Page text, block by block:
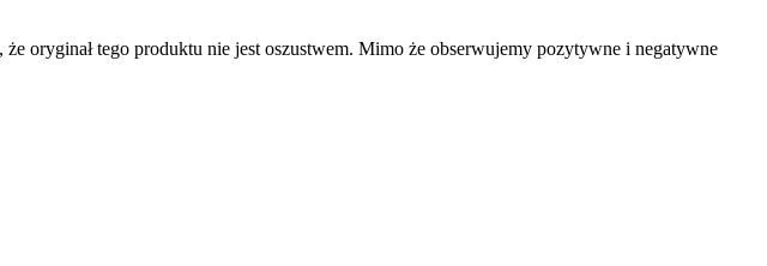
oryginał tego produktu nie jest oszustwem. Mimo że obserwujemy pozytywne i negatywne